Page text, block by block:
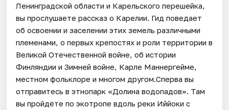
Ленинградской области и Карельского перешейка,
вы прослушаете рассказ о Карелии. Гид поведает
об освоении и заселении этих земель различными
племенами, о первых крепостях и роли территории в
Великой Отечественной войне, об истории
Финляндии и Зимней войне, Карле Маннергейме,
местном фольклоре и многом другом.Сперва вы
отправитесь в этнопарк «Долина водопадов». Там
вы пройдёте по экотропе вдоль реки Иййоки с